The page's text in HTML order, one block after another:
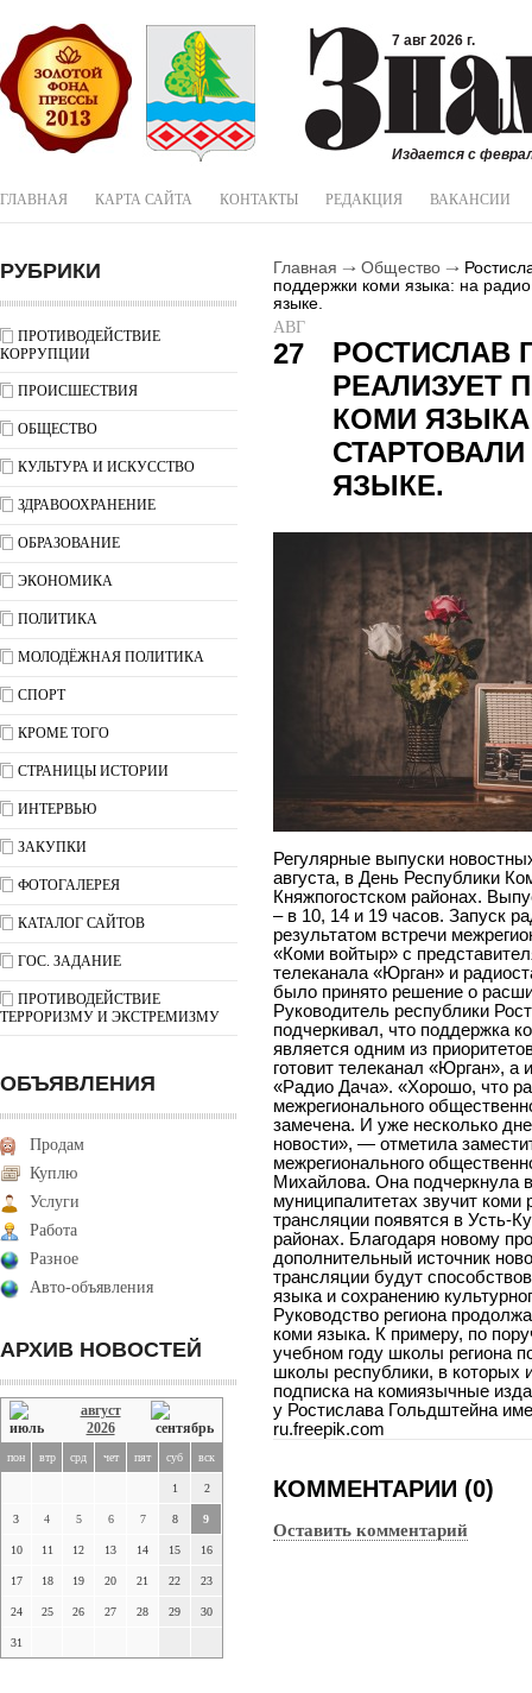
7 авг 2026 г.
Издается с
ГЛАВНАЯ КАРТА САЙТА КОНТАКТЫ РЕДАКЦИЯ ВАКАНСИИ
РУБРИКИ
ПРОТИВОДЕЙСТВИЕ
КОРРУПЦИИ
ПРОИСШЕСТВИЯ
ОБЩЕСТВО
КУЛЬТУРА И ИСКУССТВО
ЗДРАВООХРАНЕНИЕ
ОБРАЗОВАНИЕ
ЭКОНОМИКА
ПОЛИТИКА
МОЛОДЁЖНАЯ ПОЛИТИКА
СПОРТ
КРОМЕ ТОГО
СТРАНИЦЫ ИСТОРИИ
ИНТЕРВЬЮ
ЗАКУПКИ
ФОТОГАЛЕРЕЯ
КАТАЛОГ САЙТОВ
ГОС. ЗАДАНИЕ
ПРОТИВОДЕЙСТВИЕ
ТЕРРОРИЗМУ И ЭКСТРЕМИЗМУ
ОБЪЯВЛЕНИЯ
Продам
Куплю
Услуги
Работа
Разное
Авто-объявления
АРХИВ НОВОСТЕЙ
август
2026
пон втр срд чет пят суб вск
1 2
3 4 5 6 7 8 9
10 11 12 13 14 15 16
17 18 19 20 21 22 23
24 25 26 27 28 29 30
31
Главная Общество
поддержки коми языка: на
языке.
АВГ
27
РОСТИСЛАВ
РЕАЛИЗУЕТ
КОМИ
ЯЗЫКЕ.
Регулярные выпуски
августа, в День Республики
Княжпогостском районах.
– в 10, 14 и 19 часов. Запуск
результатом встречи
«Коми войтыр» с
телеканала «Юрган» и
было принято решение о
Руководитель республики
подчеркивал, что поддержка
является одним из
готовит телеканал «Юрган», а
«Радио Дача». «Хорошо, что
межрегионального
замечена. И уже несколько
новости», — отметила
межрегионального
Михайлова. Она подчеркнула
муниципалитетах звучит
трансляции появятся в Усть-
районах. Благодаря новому
дополнительный источник
трансляции будут
языка и сохранению
Руководство региона
коми языка. К примеру, по
учебном году школы региона
школы республики, в которых
подписка на комиязычные
у Ростислава Гольдштейна
ru.freepik.com
КОММЕНТАРИИ (0)
Оставить комментарий